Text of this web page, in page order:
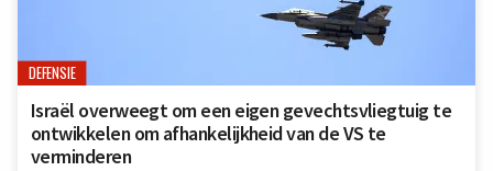
DEFENSIE
Israël overweegt om een eigen gevechtsvliegtuig te
ontwikkelen om afhankelijkheid van de VS te
verminderen